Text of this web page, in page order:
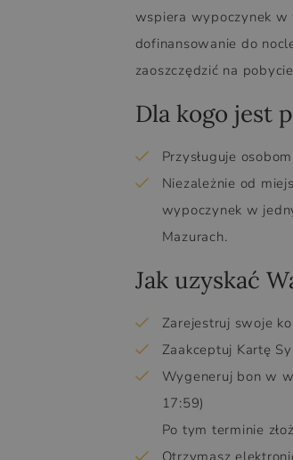
wspiera wypoczynek w
dofinansowanie do
zaoszczędzić na
Dla kogo jest
Przysługuje
Niezależnie od
wypoczynek w
Mazurach.
Jak uzyskać
Zarejestruj swoje
Zaakceptuj Kartę
Wygeneruj bon w
17:59)
Po tym terminie
Otrzymasz